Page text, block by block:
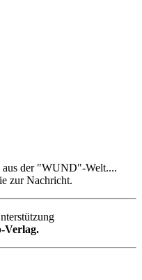
aus der "WUND"-Welt....
zur Nachricht.
Verlag.